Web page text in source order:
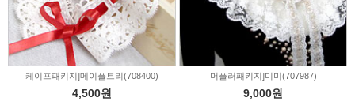
케이프패키지]메이플트리(708400)
4,500원
머플러패키지]미미(707987)
9,000원